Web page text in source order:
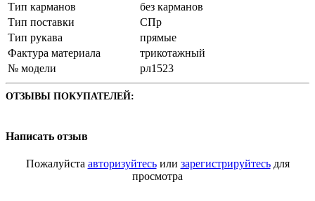
Тип карманов
без карманов
Тип поставки
СПр
Тип рукава
прямые
Фактура материала
трикотажный
№ модели
рл1523
ОТЗЫВЫ ПОКУПАТЕЛЕЙ:
Написать отзыв
Пожалуйста авторизуйтесьили зарегистрируйтесьдля
просмотра